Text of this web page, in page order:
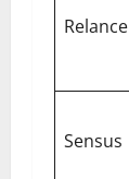
Relance
Sensus